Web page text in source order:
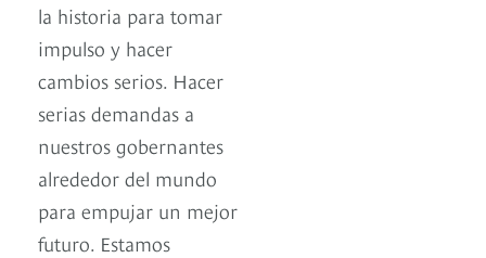
la historia para tomar
impulso y hacer
cambios serios. Hacer
serias demandas a
nuestros gobernantes
alrededor del mundo
para empujar un mejor
futuro. Estamos